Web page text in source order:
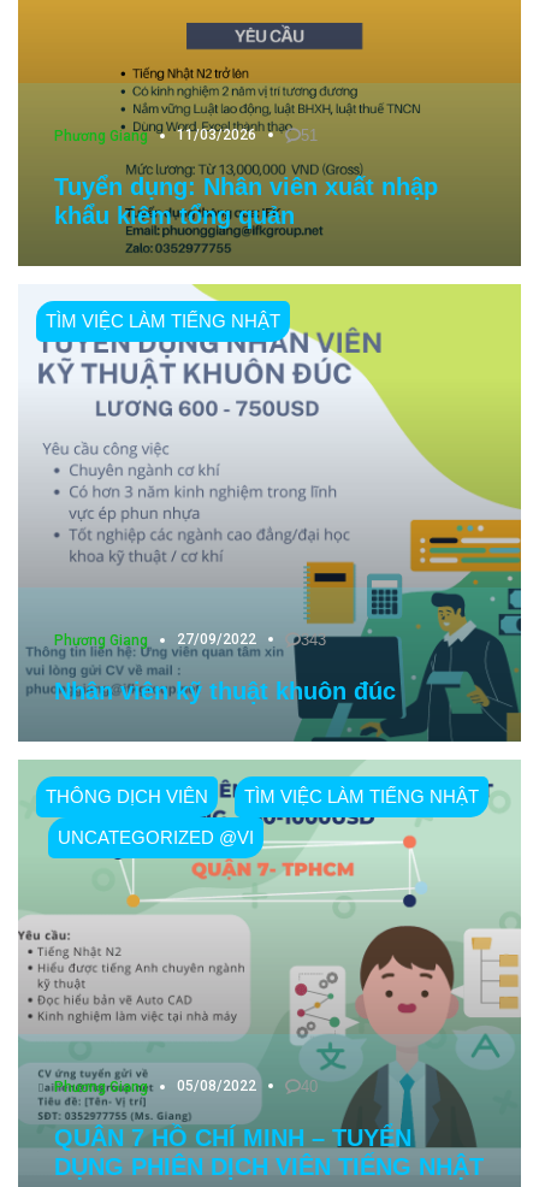
Phương Giang 11/03/2026 51
Tuyển dụng: Nhân viên xuất nhập
khẩu kiêm tổng quản
Phương Giang 27/09/2022 343
Nhân viên kỹ thuật khuôn đúc
TÌM VIỆC LÀM TIẾNG NHẬT
Phương Giang 05/08/2022 40
QUẬN 7 HỒ CHÍ MINH – TUYỂN
DỤNG PHIÊN DỊCH VIÊN TIẾNG NHẬT
THÔNG DỊCH VIÊN
TÌM VIỆC LÀM TIẾNG NHẬT
UNCATEGORIZED @VI